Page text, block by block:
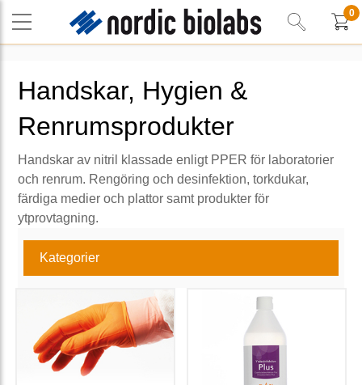
0
Handskar, Hygien &
Renrumsprodukter
Handskar av nitril klassade enligt PPER för laboratorier
och renrum. Rengöring och desinfektion, torkdukar,
färdiga medier och plattor samt produkter för
ytprovtagning.
Kategorier